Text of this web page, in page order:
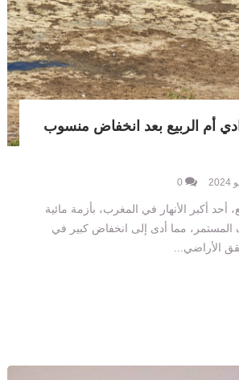
أم الربيع بعد انخفاض منسوب
0
أحد أكبر الأنهار في المغرب، بأزمة مائية
مما أدى إلى انخفاض كبير في
الأراضي...